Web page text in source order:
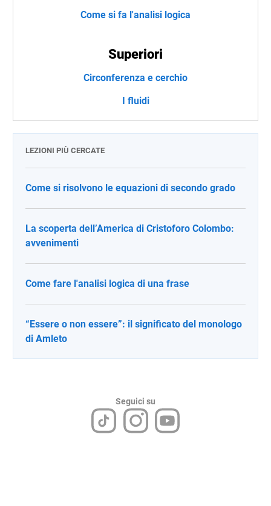
Come si fa l'analisi logica
Superiori
Circonferenza e cerchio
I fluidi
LEZIONI PIÙ CERCATE
Come si risolvono le equazioni di secondo grado
La scoperta dell’America di Cristoforo Colombo:
avvenimenti
Come fare l'analisi logica di una frase
“Essere o non essere”: il significato del monologo
di Amleto
Seguici su